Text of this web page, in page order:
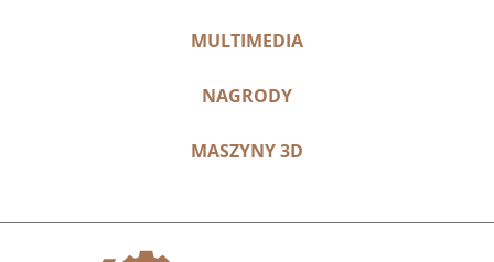
MULTIMEDIA
NAGRODY
MASZYNY 3D